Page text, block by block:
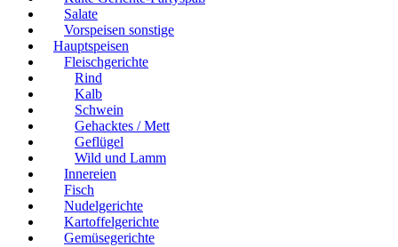
Salate
Vorspeisen sonstige
Hauptspeisen
Fleischgerichte
Rind
Kalb
Schwein
Gehacktes / Mett
Geflügel
Wild und Lamm
Innereien
Fisch
Nudelgerichte
Kartoffelgerichte
Gemüsegerichte